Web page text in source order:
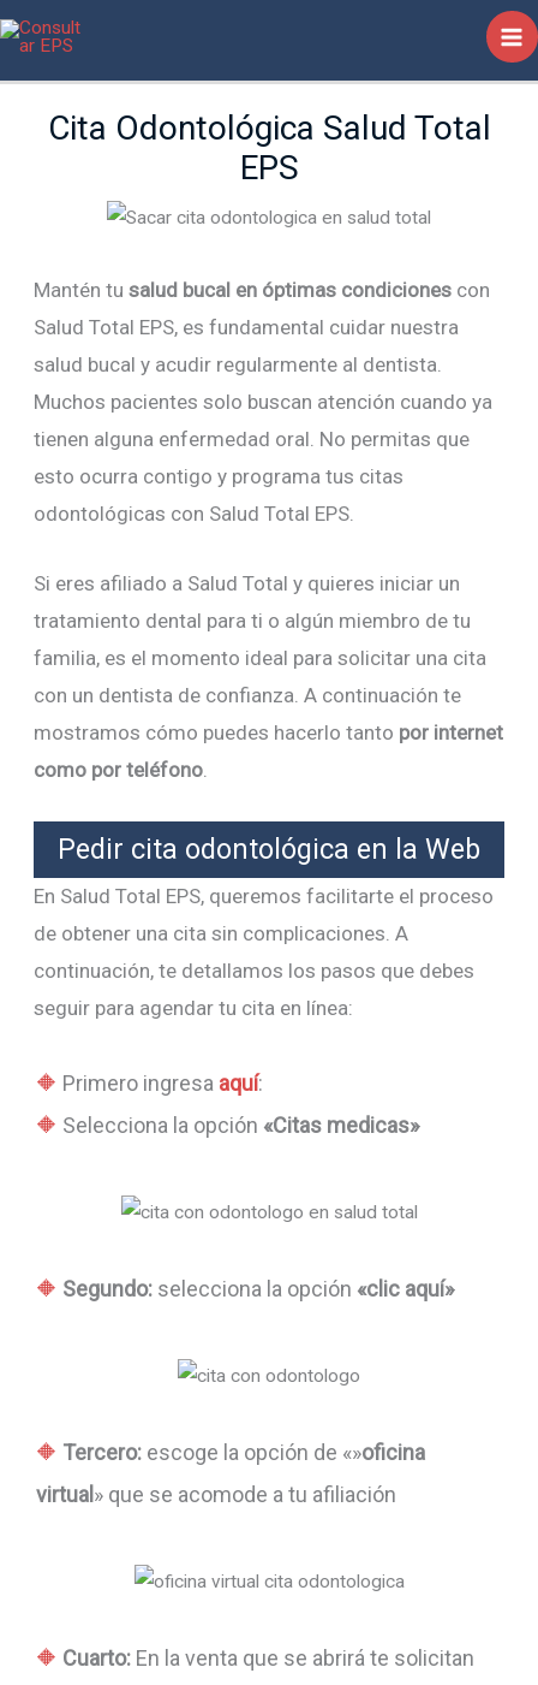
Ir
contenido
Cita Odontológica Salud Total
EPS
Mantén tusalud bucal en óptimas condiciones con
Salud Total EPS, es fundamental cuidar nuestra
salud bucal y acudir regularmente al dentista.
Muchos pacientes solo buscan atención cuando ya
tienen alguna enfermedad oral. No permitas que
esto ocurra contigo y programa tus citas
odontológicas con Salud Total EPS.
Si eres afiliado a Salud Total y quieres iniciar un
tratamiento dental para ti o algún miembro de tu
familia, es el momento ideal para solicitar una cita
con un dentista de confianza. A continuación te
mostramos cómo puedes hacerlo tanto por internet
como por teléfono.
Pedir cita odontológica en la Web
En Salud Total EPS, queremos facilitarte el proceso
de obtener una cita sin complicaciones. A
continuación, te detallamos los pasos que debes
seguir para agendar tu cita en línea:
Primero ingresa aquí:
Selecciona la opción «Citas medicas»
Segundo: selecciona la opción «clic aquí»
Tercero: escoge la opción de «»oficina
virtual» que se acomode a tu afiliación
Cuarto: En la venta que se abrirá te solicitan